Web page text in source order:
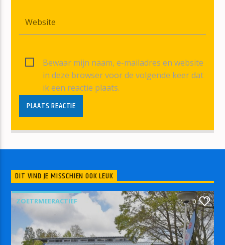
Bewaar mijn naam, e-mailadres en website
in deze browser voor de volgende keer dat
ik een reactie plaats.
DIT VIND JE MISSCHIEN OOK LEUK
ZOETRMEERACTIEF 0